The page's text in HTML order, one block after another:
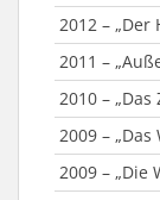
2012 – „Der
2011 –
2010 –
2009 –
2009 – „Die